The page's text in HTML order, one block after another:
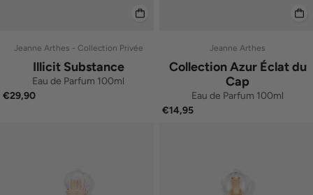
Jeanne Arthes - Collection Privée
Illicit Substance
Eau de Parfum 100ml
€29,90
Jeanne Arthes
Collection Azur Éclat du
Cap
Eau de Parfum 100ml
€14,95